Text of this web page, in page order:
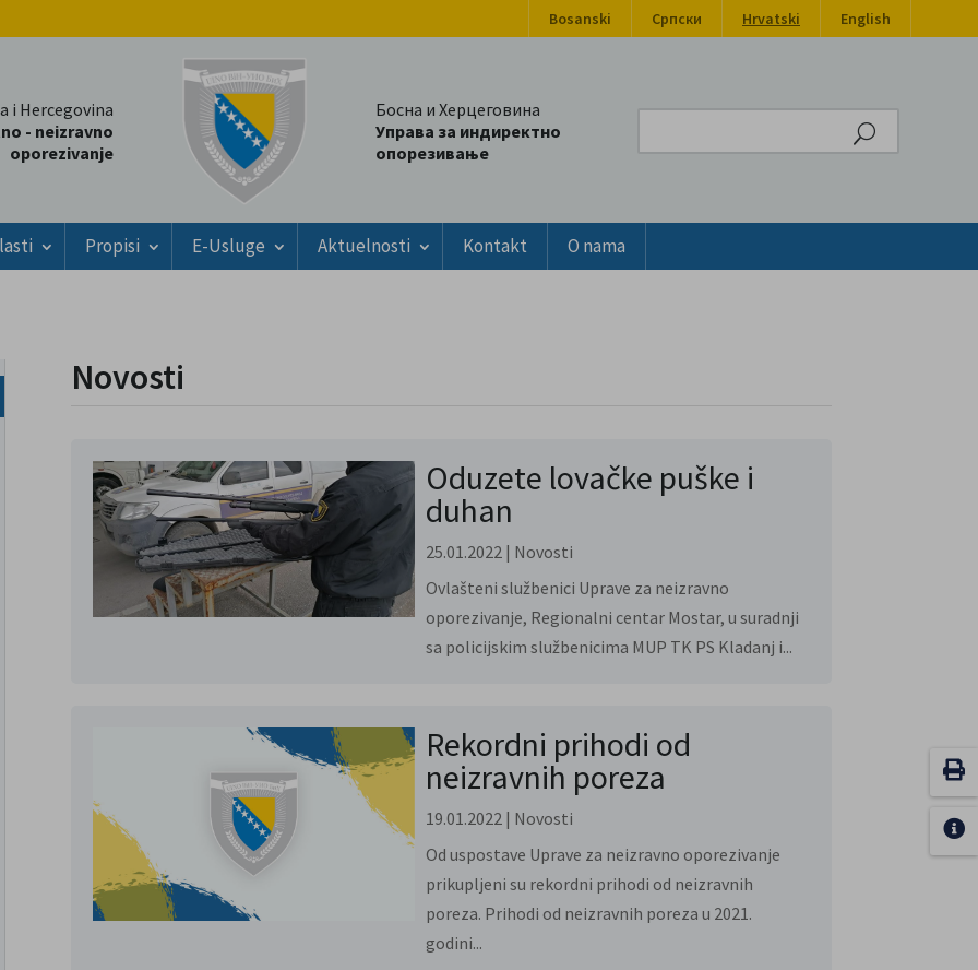
Bosanski Српски Hrvatski English
i Hercegovina
- neizravno
oporezivanje
Босна и Херцеговина
Управа за индиректно
опорезивање
Propisi E-Usluge Aktuelnosti Kontakt O nama
Novosti
Oduzete lovačke puške i
duhan
25.01.2022 | Novosti
Ovlašteni službenici Uprave za neizravno
oporezivanje, Regionalni centar Mostar, u suradnji
sa policijskim službenicima MUP TK PS Kladanj i...
Rekordni prihodi od
neizravnih poreza
19.01.2022 | Novosti
Od uspostave Uprave za neizravno oporezivanje
prikupljeni su rekordni prihodi od neizravnih
poreza. Prihodi od neizravnih poreza u 2021.
godini...